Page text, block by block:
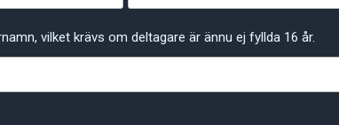
vilket krävs om deltagare är ännu ej fyllda 16 år.